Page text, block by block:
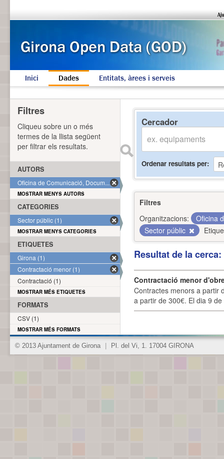
Inici Dades Entitats, àrees i serveis
Cercador
Ordenar resultats per
Filtres
Organitzacions:
Oficina
Sector públic
Resultat de la
Contractació menor
Contractes menors a partir
a partir de 300€. El dia 9
Filtres
Cliqueu sobre un o més
termes de la llista següent
per filtrar els resultats.
AUTORS
Oficina de Comunicació, Docum... (1)
MOSTRAR MENYS AUTORS
CATEGORIES
Sector públic (1)
MOSTRAR MENYS CATEGORIES
ETIQUETES
Girona (1)
Contractació menor (1)
Contractació (1)
MOSTRAR MÉS ETIQUETES
FORMATS
CSV (1)
MOSTRAR MÉS FORMATS
© 2013 Ajuntament de Girona Pl. del Vi, 1. 17004 GIRONA